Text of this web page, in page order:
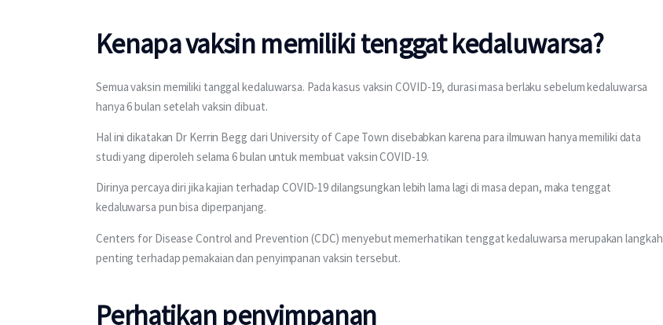
Kenapa vaksin memiliki tenggat kedaluwarsa?
Semua vaksin memiliki tanggal kedaluwarsa. Pada kasus vaksin COVID-19, durasi masa berlaku sebelum kedaluwarsa
hanya 6 bulan setelah vaksin dibuat.
Hal ini dikatakan Dr Kerrin Begg dari University of Cape Town disebabkan karena para ilmuwan hanya memiliki data
studi yang diperoleh selama 6 bulan untuk membuat vaksin COVID-19.
Dirinya percaya diri jika kajian terhadap COVID-19 dilangsungkan lebih lama lagi di masa depan, maka tenggat
kedaluwarsa pun bisa diperpanjang.
Centers for Disease Control and Prevention (CDC) menyebut memerhatikan tenggat kedaluwarsa merupakan langkah
penting terhadap pemakaian dan penyimpanan vaksin tersebut.
Perhatikan penyimpanan